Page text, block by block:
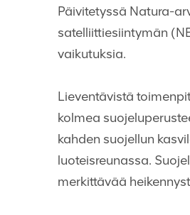
Päivitetyssä Natura-
satelliittiesiintymän
vaikutuksia.
Lieventävistä
kolmea
kahden suojellun
luoteisreunassa.
merkittävää